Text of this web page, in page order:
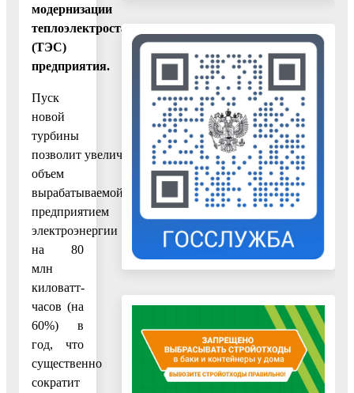
модернизации
теплоэлектростанции
(ТЭС)
предприятия.
Пуск
новой
турбины
позволит увеличить
объем
вырабатываемой
предприятием
электроэнергии
на 80
млн
киловатт-
часов (на
60%) в
год, что
существенно
сократит